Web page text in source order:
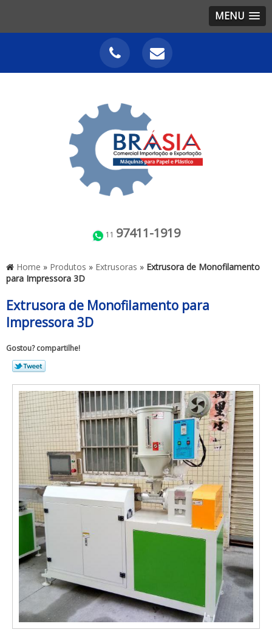
MENU
11 97411-1919
Home » Produtos » Extrusoras » Extrusora de Monofilamento
para Impressora 3D
Extrusora de Monofilamento para
Impressora 3D
Gostou? compartilhe!